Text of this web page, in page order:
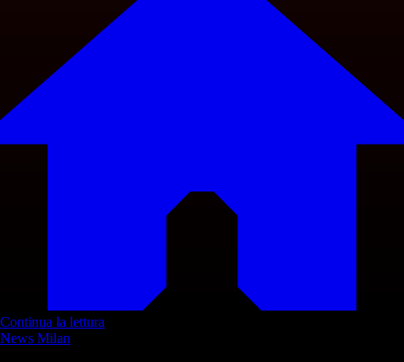
Continua la lettura
News Milan